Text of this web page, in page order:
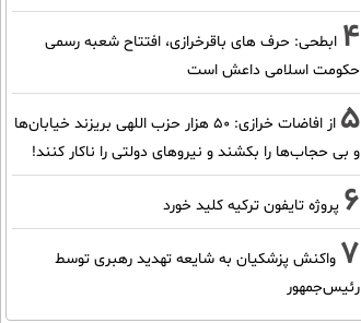
4 ابطحی: حرف های باقرخرازی، افتتاح شعبه رسمی
حکومت اسلامی داعش است
5
از افاضات خرازی: ۵۰ هزار حزب اللهی بریزند خیابان‌ها
و بی حجاب‌ها را بکشند و نیرو‌های دولتی را ناکار کنند!
6 پروژه تایفون ترکیه کلید خورد
7 واکنش پزشکیان به شایعه تهدید رهبری توسط
رئیس‌جمهور